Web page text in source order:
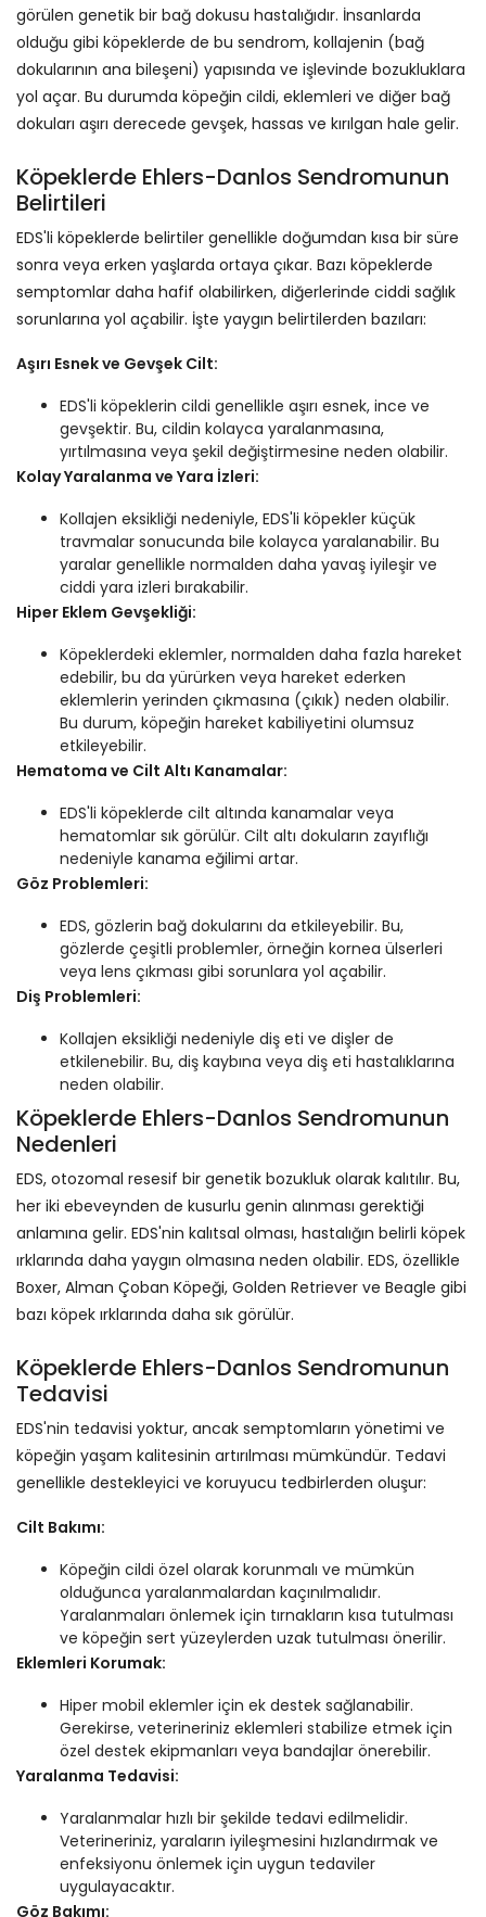
görülen genetik bir bağ dokusu hastalığıdır. İnsanlarda
olduğu gibi köpeklerde de bu sendrom, kollajenin (bağ
dokularının ana bileşeni) yapısında ve işlevinde bozukluklara
yol açar. Bu durumda köpeğin cildi, eklemleri ve diğer bağ
dokuları aşırı derecede gevşek, hassas ve kırılgan hale gelir.
Köpeklerde Ehlers-Danlos Sendromunun
Belirtileri
EDS'li köpeklerde belirtiler genellikle doğumdan kısa bir süre
sonra veya erken yaşlarda ortaya çıkar. Bazı köpeklerde
semptomlar daha hafif olabilirken, diğerlerinde ciddi sağlık
sorunlarına yol açabilir. İşte yaygın belirtilerden bazıları:
Aşırı Esnek ve Gevşek Cilt:
EDS'li köpeklerin cildi genellikle aşırı esnek, ince ve
gevşektir. Bu, cildin kolayca yaralanmasına,
yırtılmasına veya şekil değiştirmesine neden olabilir.
Kolay Yaralanma ve Yara İzleri:
Kollajen eksikliği nedeniyle, EDS'li köpekler küçük
travmalar sonucunda bile kolayca yaralanabilir. Bu
yaralar genellikle normalden daha yavaş iyileşir ve
ciddi yara izleri bırakabilir.
Hiper Eklem Gevşekliği:
Köpeklerdeki eklemler, normalden daha fazla hareket
edebilir, bu da yürürken veya hareket ederken
eklemlerin yerinden çıkmasına (çıkık) neden olabilir.
Bu durum, köpeğin hareket kabiliyetini olumsuz
etkileyebilir.
Hematoma ve Cilt Altı Kanamalar:
EDS'li köpeklerde cilt altında kanamalar veya
hematomlar sık görülür. Cilt altı dokuların zayıflığı
nedeniyle kanama eğilimi artar.
Göz Problemleri:
EDS, gözlerin bağ dokularını da etkileyebilir. Bu,
gözlerde çeşitli problemler, örneğin kornea ülserleri
veya lens çıkması gibi sorunlara yol açabilir.
Diş Problemleri:
Kollajen eksikliği nedeniyle diş eti ve dişler de
etkilenebilir. Bu, diş kaybına veya diş eti hastalıklarına
neden olabilir.
Köpeklerde Ehlers-Danlos Sendromunun
Nedenleri
EDS, otozomal resesif bir genetik bozukluk olarak kalıtılır. Bu,
her iki ebeveynden de kusurlu genin alınması gerektiği
anlamına gelir. EDS'nin kalıtsal olması, hastalığın belirli köpek
ırklarında daha yaygın olmasına neden olabilir. EDS, özellikle
Boxer, Alman Çoban Köpeği, Golden Retriever ve Beagle gibi
bazı köpek ırklarında daha sık görülür.
Köpeklerde Ehlers-Danlos Sendromunun
Tedavisi
EDS'nin tedavisi yoktur, ancak semptomların yönetimi ve
köpeğin yaşam kalitesinin artırılması mümkündür. Tedavi
genellikle destekleyici ve koruyucu tedbirlerden oluşur:
Cilt Bakımı:
Köpeğin cildi özel olarak korunmalı ve mümkün
olduğunca yaralanmalardan kaçınılmalıdır.
Yaralanmaları önlemek için tırnakların kısa tutulması
ve köpeğin sert yüzeylerden uzak tutulması önerilir.
Eklemleri Korumak:
Hiper mobil eklemler için ek destek sağlanabilir.
Gerekirse, veterineriniz eklemleri stabilize etmek için
özel destek ekipmanları veya bandajlar önerebilir.
Yaralanma Tedavisi:
Yaralanmalar hızlı bir şekilde tedavi edilmelidir.
Veterineriniz, yaraların iyileşmesini hızlandırmak ve
enfeksiyonu önlemek için uygun tedaviler
uygulayacaktır.
Göz Bakımı: